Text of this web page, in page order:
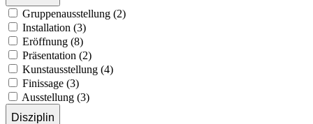
Gruppenausstellung (2)
Installation (3)
Eröffnung (8)
Präsentation (2)
Kunstausstellung (4)
Finissage (3)
Ausstellung (3)
Disziplin